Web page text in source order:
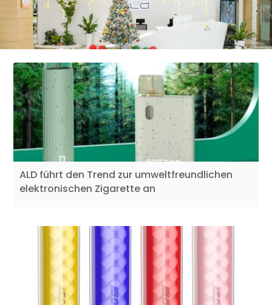
ALD führt den Trend zur umweltfreundlichen
elektronischen Zigarette an